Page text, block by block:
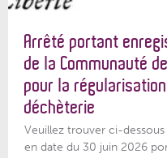
Arrêté portant
de la Communauté
pour la
déchèterie
Veuillez trouver ci-
en date du 30 juin 2026